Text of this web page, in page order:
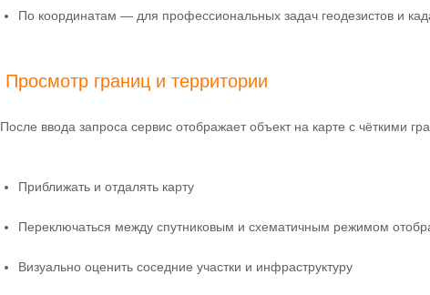
По координатам — для профессиональных задач геодезистов и
Просмотр границ и территории
После ввода запроса сервис отображает объект на карте с чёткими
Приближать и отдалять карту
Переключаться между спутниковым и схематичным режимом
Визуально оценить соседние участки и инфраструктуру